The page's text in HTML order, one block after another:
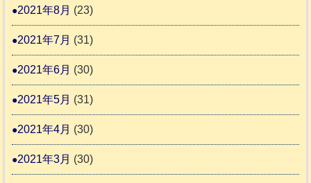
2021年8月 (23)
2021年7月 (31)
2021年6月 (30)
2021年5月 (31)
2021年4月 (30)
2021年3月 (30)